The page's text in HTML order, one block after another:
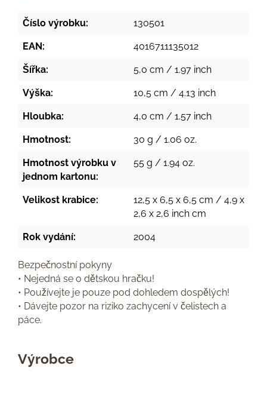
Číslo výrobku: 130501
EAN: 4016711135012
Šířka: 5,0 cm / 1.97 inch
Výška: 10,5 cm / 4.13 inch
Hloubka: 4,0 cm / 1.57 inch
Hmotnost: 30 g / 1.06 oz.
Hmotnost výrobku v
jednom kartonu:
55 g / 1.94 oz.
Velikost krabice:
12,5 x 6,5 x 6,5 cm / 4,9 x
2,6 x 2,6 inch cm
Rok vydání: 2004
Bezpečnostní pokyny
• Nejedná se o dětskou hračku!
• Používejte je pouze pod dohledem dospělých!
• Dávejte pozor na riziko zachycení v čelistech a
páce.
Výrobce